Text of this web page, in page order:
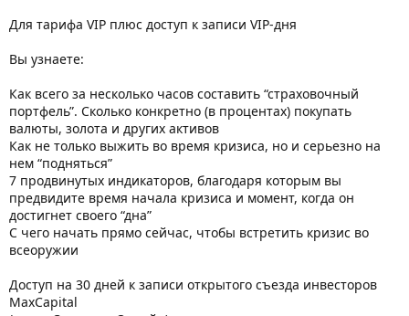
Для тарифа VIP плюс доступ к записи VIP-дня
Вы узнаете:
Как всего за несколько часов составить “страховочный
портфель”. Сколько конкретно (в процентах) покупать
валюты, золота и других активов
Как не только выжить во время кризиса, но и серьезно на
нем “подняться”
7 продвинутых индикаторов, благодаря которым вы
предвидите время начала кризиса и момент, когда он
достигнет своего “дна”
С чего начать прямо сейчас, чтобы встретить кризис во
всеоружии
Доступ на 30 дней к записи открытого съезда инвесторов
MaxCapital